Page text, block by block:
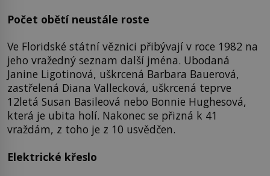
Počet obětí neustále roste
Ve Floridské státní věznici přibývají v roce 1982 na
jeho vražedný seznam další jména. Ubodaná
Janine Ligotinová, uškrcená Barbara Bauerová,
zastřelená Diana Vallecková, uškrcená teprve
12letá Susan Basileová nebo Bonnie Hughesová,
která je ubita holí. Nakonec se přizná k 41
vraždám, z toho je z 10 usvědčen.
Elektrické křeslo